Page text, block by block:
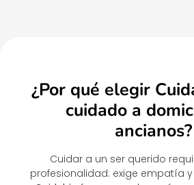
¿Por qué elegir
cuidado a
ancianos?
Cuidar a un ser querido
profesionalidad: exige empatía